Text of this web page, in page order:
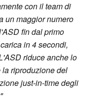
con il team di
un maggior numero
fin dal primo
in 4 secondi,
riduce anche lo
riproduzione del
just-in-time degli